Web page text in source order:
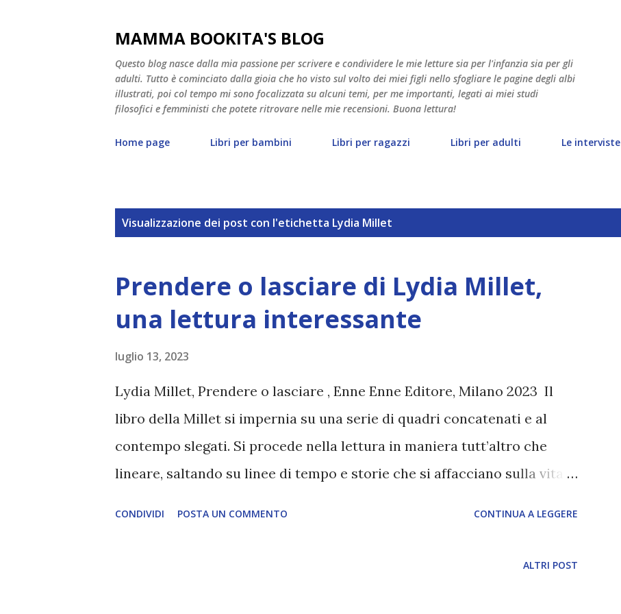
MAMMA BOOKITA'S BLOG
Questo blog nasce dalla mia passione per scrivere e condividere le mie letture sia per l'infanzia sia per gli
adulti. Tutto è cominciato dalla gioia che ho visto sul volto dei miei figli nello sfogliare le pagine degli albi
illustrati, poi col tempo mi sono focalizzata su alcuni temi, per me importanti, legati ai miei studi
filosofici e femministi che potete ritrovare nelle mie recensioni. Buona lettura!
Home page Libri per bambini Libri per ragazzi Libri per adulti Le interviste
Visualizzazione dei post con l'etichetta Lydia Millet
Prendere o lasciare di Lydia Millet,
una lettura interessante
luglio 13, 2023
Lydia Millet, Prendere o lasciare , Enne Enne Editore, Milano 2023 Il
libro della Millet si impernia su una serie di quadri concatenati e al
contempo slegati. Si procede nella lettura in maniera tutt’altro che
lineare, saltando su linee di tempo e storie che si affacciano sulla vita
CONDIVIDI POSTA UN COMMENTO CONTINUA A LEGGERE
ALTRI POST